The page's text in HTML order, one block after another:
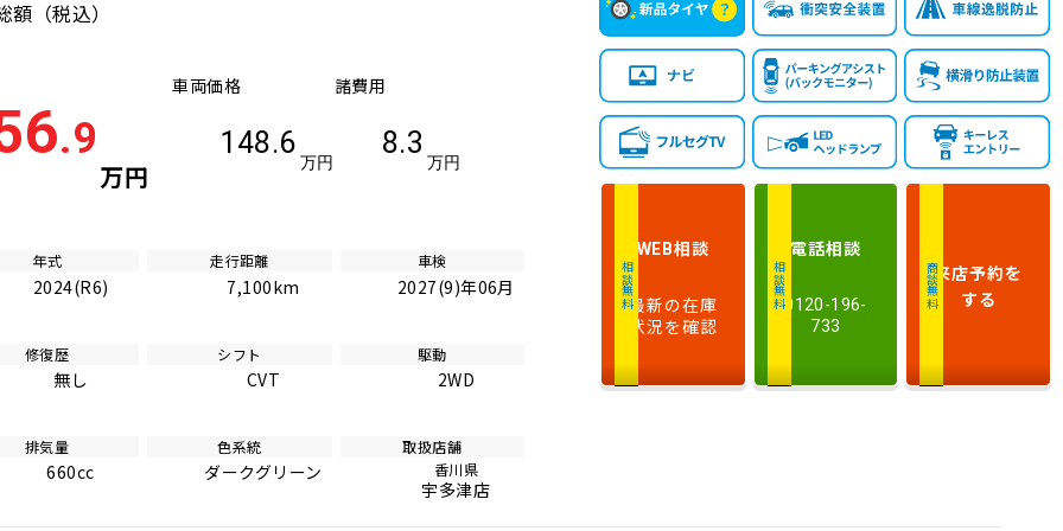
額 （税込）
.9
万円
車両価格
148.6
万円
諸費用
8.3
万円
年式
2024(R6)
走行距離
7,100km
車検
2027(9)年06月
修復歴
無し
シフト
CVT
駆動
2WD
排気量
660cc
色系統
ダークグリーン
取扱店舗
香川県
宇多津店
相談無料
WEB相談
最新の在庫
状況を確認
相談無料
電話相談
0120-196-
733
商談無料来店予約を
する